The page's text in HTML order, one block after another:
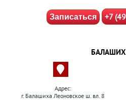
Записаться +7
Адрес:
г. Балашиха Леоновское ш. вл. 8